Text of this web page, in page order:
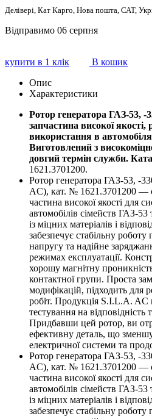
Делівері, Кат Карго, Нова пошта, САТ,
Відправимо 06 серпня
купити в 1 клік
В кошик
Опис
Характеристики
Ротор генератора ГАЗ-53,
запчастина високої
використання в
Виготовлений з
довгий термін служби.
1621.3701200.
Ротор генератора ГАЗ-53, -
AC), кат. № 1621.3701200 —
частина високої якості для
автомобілів сімейств ГАЗ-
із міцних матеріалів і
забезпечує стабільну роботу
напругу та надійне
режимах експлуатації.
хорошу магнітну
контактної групи. Проста
модифікацій, підходить для
робіт. Продукція S.I.L.A. AC
тестування на відповідність
Придбавши цей ротор, ви
ефективну деталь, що
електричної системи та
Ротор генератора ГАЗ-53, -
AC), кат. № 1621.3701200 —
частина високої якості для
автомобілів сімейств ГАЗ-
із міцних матеріалів і
забезпечує стабільну роботу